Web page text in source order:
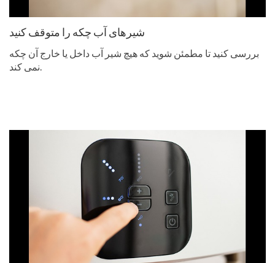
شیرهای آب چکه را متوقف کنید
بررسی کنید تا مطمئن شوید که هیچ شیر آب داخل یا خارج آن چکه
نمی کند.